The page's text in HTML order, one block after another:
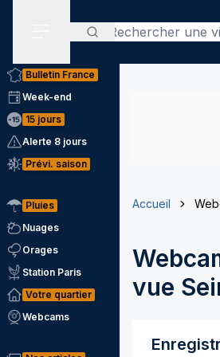
Rechercher
Bulletin France
Week-end
15 jours
Alerte 8 jours
Prévi. saison
Pluies
Nuages
Orages
Station Paris
Votre quartier
Webcams
Accueil
vue